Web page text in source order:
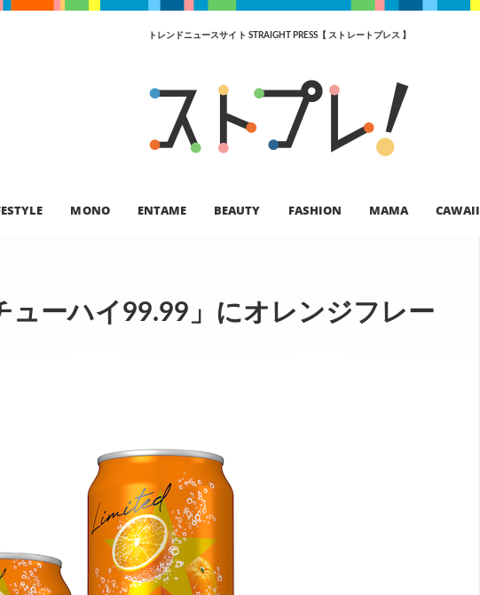
トレンドニュースサイト STRAIGHT PRESS【 ストレートプレス 】
MONO ENTAME BEAUTY FASHION MAMA CAWAII
ューハイ99.99」にオレンジフレー